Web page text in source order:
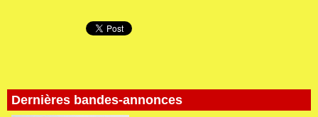
Dernières bandes-annonces